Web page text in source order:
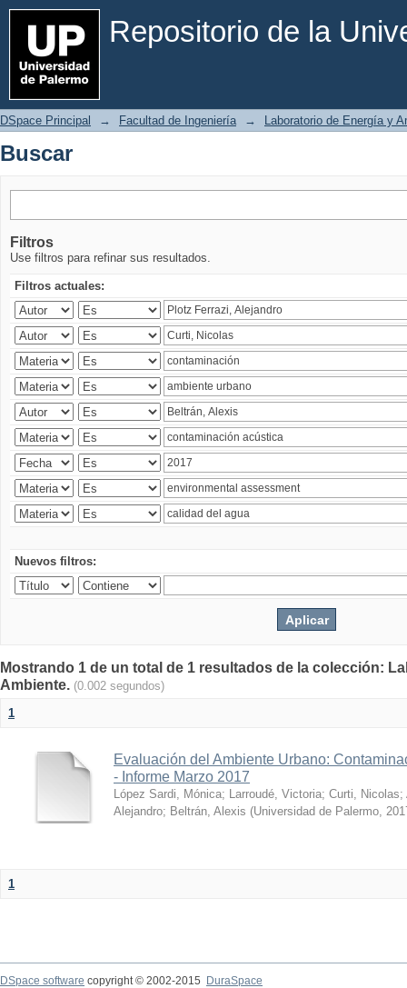
Repositorio de la
Buscar
DSpace Principal → Facultad de Ingeniería → Laboratorio de Energía y
Buscar
Filtros
Use filtros para refinar sus resultados.
Filtros actuales:
Nuevos filtros:
Mostrando 1 de un total de 1 resultados de la colección:
Ambiente. (0.002 segundos)
1
Evaluación del Ambiente Urbano:
- Informe Marzo 2017
López Sardi, Mónica; Larroudé, Victoria; Curti, Nicolas;
Alejandro; Beltrán, Alexis (Universidad de Palermo,
1
DSpace software copyright © 2002-2015
DuraSpace